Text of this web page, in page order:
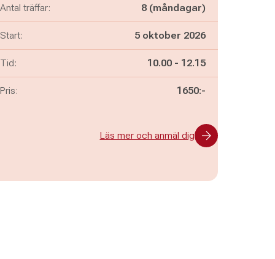
Antal träffar: 8 (måndagar)
Start: 5 oktober 2026
Tid: Pågår mellan
10.00 - och
12.15
Pris: 1650:-
Läs mer och anmäl dig